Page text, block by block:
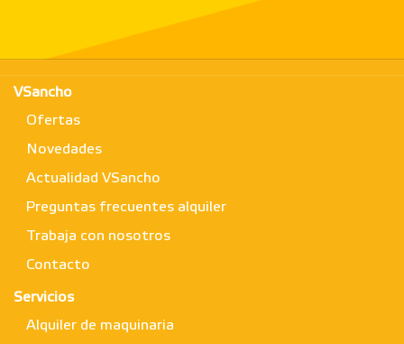
VSancho
Ofertas
Novedades
Actualidad VSancho
Preguntas frecuentes alquiler
Trabaja con nosotros
Contacto
Servicios
Alquiler de maquinaria